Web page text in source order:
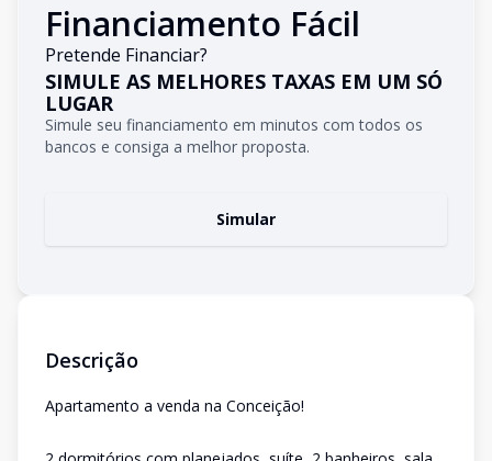
Financiamento Fácil
Pretende Financiar?
SIMULE AS MELHORES TAXAS EM UM SÓ
LUGAR
Simule seu financiamento em minutos com todos os
bancos e consiga a melhor proposta.
Simular
Descrição
Apartamento a venda na Conceição!